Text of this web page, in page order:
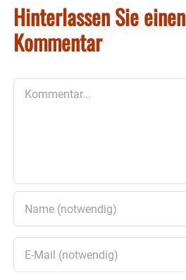
Hinterlassen Sie einen
Kommentar